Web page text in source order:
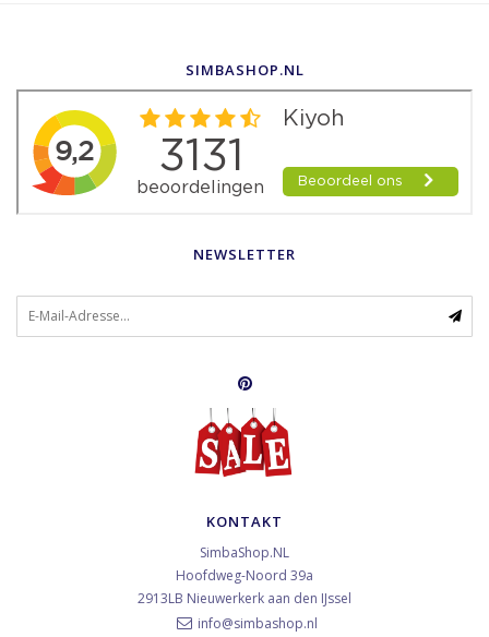
SIMBASHOP.NL
NEWSLETTER
KONTAKT
SimbaShop.NL
Hoofdweg-Noord 39a
2913LB Nieuwerkerk aan den IJssel
info@simbashop.nl